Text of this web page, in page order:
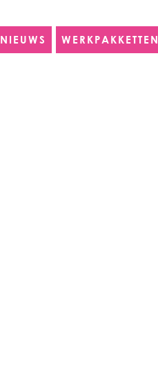
NIEUWS WERKPAKKETTEN